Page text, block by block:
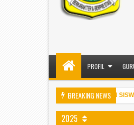
PROFIL
BREAKING NEWS
PENGUMUMAN KELULUSAN
2025